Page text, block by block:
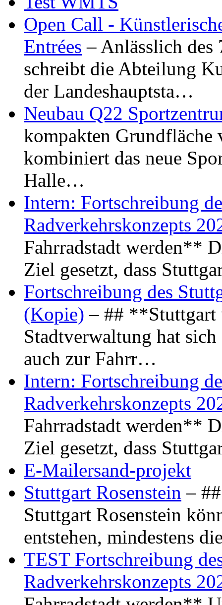
Open Call -
Entrées – Anlässlich
schreibt die Abteilung
der Landeshauptsta…
Neubau Q22
kompakten Grundfläche
kombiniert das neue
Halle…
Intern: Fortschreibung
Radverkehrskonzepts
Fahrradstadt werden**
Ziel gesetzt, dass
Fortschreibung des
(Kopie) – ## **Stuttgart
Stadtverwaltung hat
auch zur Fahrr…
Intern: Fortschreibung
Radverkehrskonzepts
Fahrradstadt werden**
Ziel gesetzt, dass
E-Mailersand-projekt
Stuttgart Rosenstein –
Stuttgart Rosenstein
entstehen, mindestens
TEST Fortschreibung
Radverkehrskonzepts